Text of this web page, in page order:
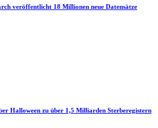
veröffentlicht 18 Millionen neue Datensätze
Halloween zu über 1,5 Milliarden Sterberegistern